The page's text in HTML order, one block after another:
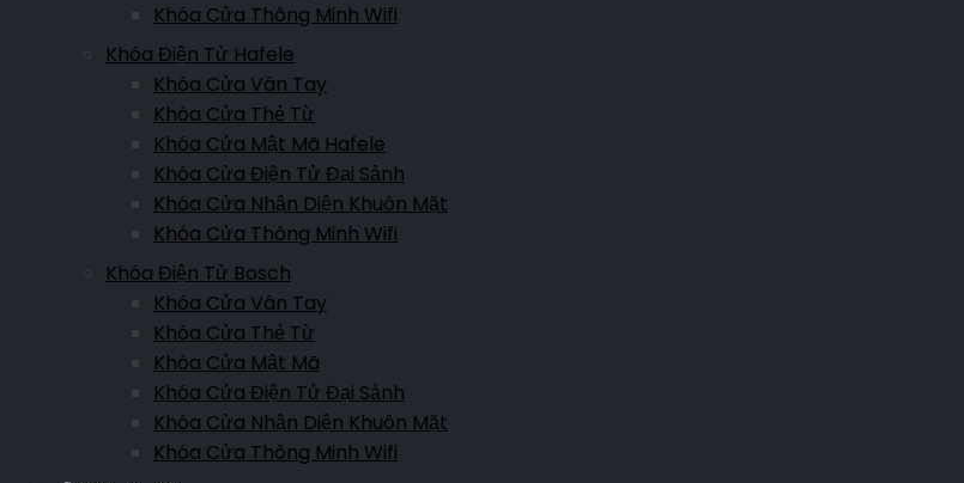
Khóa Cửa Thông Minh Wifi
Khóa Điện Tử Hafele
Khóa Cửa Vân Tay
Khóa Cửa Thẻ Từ
Khóa Cửa Mật Mã Hafele
Khóa Cửa Điện Tử Đại Sảnh
Khóa Cửa Nhận Diện Khuôn Mặt
Khóa Cửa Thông Minh Wifi
Khóa Điện Tử Bosch
Khóa Cửa Vân Tay
Khóa Cửa Thẻ Từ
Khóa Cửa Mật Mã
Khóa Cửa Điện Tử Đại Sảnh
Khóa Cửa Nhận Diện Khuôn Mặt
Khóa Cửa Thông Minh Wifi